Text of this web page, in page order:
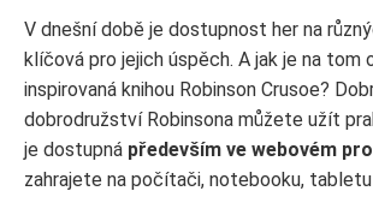
V dnešní době je dostupnost her na
klíčová pro jejich úspěch. A jak je na tom
inspirovaná knihou Robinson Crusoe?
dobrodružství Robinsona můžete užít
je dostupná především ve webovém
zahrajete na počítači, notebooku,